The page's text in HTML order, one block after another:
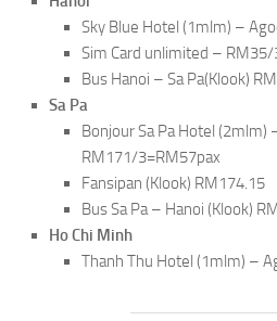
Sky Blue Hotel (1mlm) –
Sim Card unlimited –
Bus Hanoi – Sa Pa(Klook)
Sa Pa
Bonjour Sa Pa Hotel (2mlm)
RM171/3=RM57pax
Fansipan (Klook) RM174.15
Bus Sa Pa – Hanoi (Klook)
Ho Chi Minh
Thanh Thu Hotel (1mlm) –